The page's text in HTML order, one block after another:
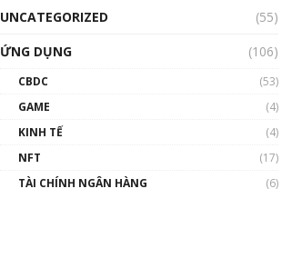
UNCATEGORIZED
(55)
ỨNG DỤNG
(106)
CBDC
(53)
GAME
(4)
KINH TẾ
(4)
NFT
(17)
TÀI CHÍNH NGÂN HÀNG
(6)